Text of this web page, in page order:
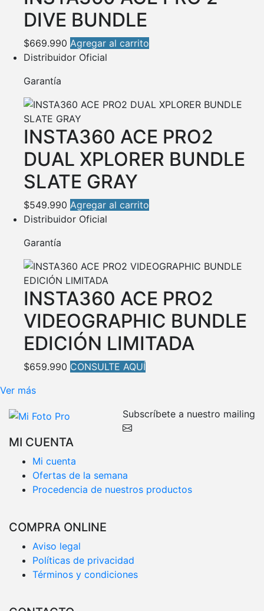
DIVE BUNDLE
$669.990 Agregar al carrito
Distribuidor Oficial
Garantía
INSTA360 ACE PRO2
DUAL XPLORER BUNDLE
SLATE GRAY
$549.990 Agregar al carrito
Distribuidor Oficial
Garantía
INSTA360 ACE PRO2
VIDEOGRAPHIC BUNDLE
EDICIÓN LIMITADA
$659.990 CONSULTE AQUÍ
Ver más
Subscríbete a nuestro mailing
MI CUENTA
Mi cuenta
Ofertas de la semana
Procedencia de nuestros productos
COMPRA ONLINE
Aviso legal
Políticas de privacidad
Términos y condiciones